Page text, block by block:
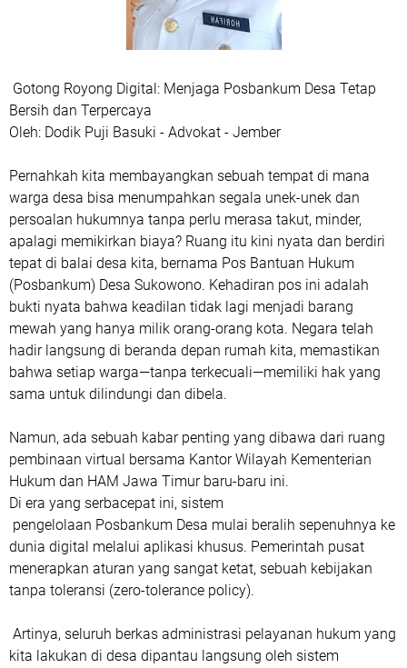
Gotong Royong Digital: Menjaga Posbankum Desa Tetap
Bersih dan Terpercaya
​Oleh: Dodik Puji Basuki - Advokat - Jember
​Pernahkah kita membayangkan sebuah tempat di mana
warga desa bisa menumpahkan segala unek-unek dan
persoalan hukumnya tanpa perlu merasa takut, minder,
apalagi memikirkan biaya? Ruang itu kini nyata dan berdiri
tepat di balai desa kita, bernama Pos Bantuan Hukum
(Posbankum) Desa Sukowono. Kehadiran pos ini adalah
bukti nyata bahwa keadilan tidak lagi menjadi barang
mewah yang hanya milik orang-orang kota. Negara telah
hadir langsung di beranda depan rumah kita, memastikan
bahwa setiap warga—tanpa terkecuali—memiliki hak yang
sama untuk dilindungi dan dibela.
​Namun, ada sebuah kabar penting yang dibawa dari ruang
pembinaan virtual bersama Kantor Wilayah Kementerian
Hukum dan HAM Jawa Timur baru-baru ini.
Di era yang serbacepat ini, sistem
pengelolaan Posbankum Desa mulai beralih sepenuhnya ke
dunia digital melalui aplikasi khusus. Pemerintah pusat
menerapkan aturan yang sangat ketat, sebuah kebijakan
tanpa toleransi (zero-tolerance policy).
Artinya, seluruh berkas administrasi pelayanan hukum yang
kita lakukan di desa dipantau langsung oleh sistem